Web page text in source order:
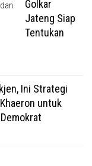
Golkar
Jateng Siap
Tentukan
Ini Strategi
untuk